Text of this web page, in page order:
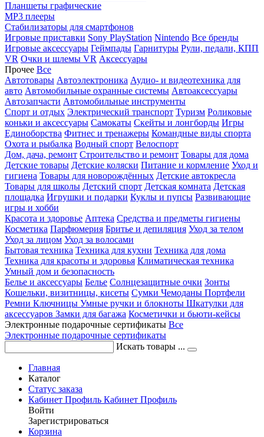
Планшеты графические
MP3 плееры
Стабилизаторы для смартфонов
Игровые приставки Sony PlayStation Nintendo Все бренды
Игровые аксессуары Геймпады Гарнитуры Рули, педали, КПП
VR Очки и шлемы VR Аксессуары
Прочее Все
Автотовары Автоэлектроника Аудио- и видеотехника для
авто Автомобильные охранные системы Автоаксессуары
Автозапчасти Автомобильные инструменты
Спорт и отдых Электрический транспорт Туризм Роликовые
коньки и аксессуары Самокаты Скейты и лонгборды Игры
Единоборства Фитнес и тренажеры Командные виды спорта
Охота и рыбалка Водный спорт Велоспорт
Дом, дача, ремонт Строительство и ремонт Товары для дома
Детские товары Детские коляски Питание и кормление Уход и
гигиена Товары для новорождённых Детские автокресла
Товары для школы Детский спорт Детская комната Детская
площадка Игрушки и подарки Куклы и пупсы Развивающие
игры и хобби
Красота и здоровье Аптека Средства и предметы гигиены
Косметика Парфюмерия Бритье и депиляция Уход за телом
Уход за лицом Уход за волосами
Бытовая техника Техника для кухни Техника для дома
Техника для красоты и здоровья Климатическая техника
Умный дом и безопасность
Белье и аксессуары Белье Солнцезащитные очки Зонты
Кошельки, визитницы, кисеты Сумки Чемоданы Портфели
Ремни Ключницы Умные ручки и блокноты Шкатулки для
аксессуаров Замки для багажа Косметички и бьюти-кейсы
Электронные подарочные сертификаты Все
Электронные подарочные сертификаты
Искать товары ...
Главная
Каталог
Статус заказа
Кабинет Профиль Кабинет Профиль
Войти
Зарегистрироваться
Корзина